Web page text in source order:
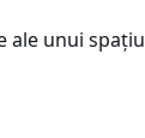
ale unui spațiu